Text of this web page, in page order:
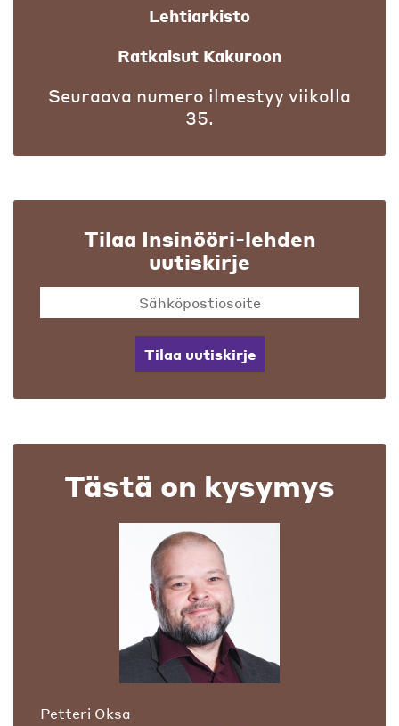
Lehtiarkisto
Ratkaisut Kakuroon
Seuraava numero ilmestyy viikolla
35.
Tilaa Insinööri-lehden
uutiskirje
Tilaa uutiskirje
Tästä on kysymys
Petteri Oksa